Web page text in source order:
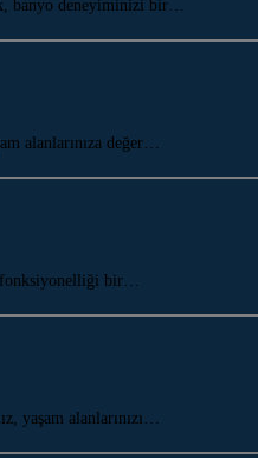
banyo deneyiminizi bir…
alanlarınıza değer…
fonksiyonelliği bir…
yaşam alanlarınızı…